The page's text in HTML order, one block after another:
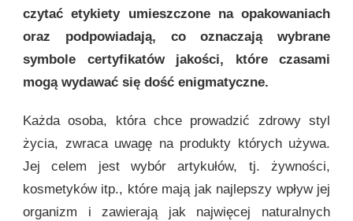
czytać etykiety umieszczone na opakowaniach
oraz podpowiadają, co oznaczają wybrane
symbole certyfikatów jakości, które czasami
mogą wydawać się dość enigmatyczne.
Każda osoba, która chce prowadzić zdrowy styl
życia, zwraca uwagę na produkty których używa.
Jej celem jest wybór artykułów, tj. żywności,
kosmetyków itp., które mają jak najlepszy wpływ jej
organizm i zawierają jak najwięcej naturalnych